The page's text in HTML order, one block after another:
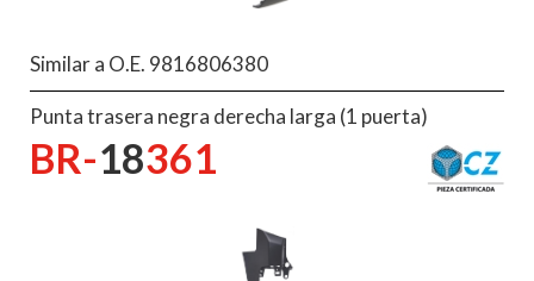
Similar a O.E. 9816806380
Punta trasera negra derecha larga (1 puerta)
BR-18361